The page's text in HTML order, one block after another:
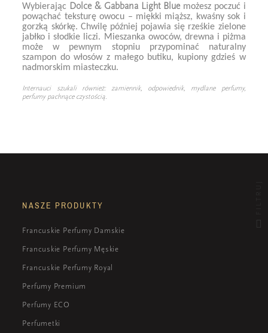
Wybierając Dolce & Gabbana Light Blue możesz poczuć i
powąchać teksturę owocu – miękki miąższ, kwaśny sok i
gorzką skórkę. Chwilę później pojawia się rześkie zielone
jabłko i słodkie liczi. Mieszanka owoców, drewna i piżma
może w pewnym stopniu przypominać naturalny
szampon do włosów z małego butiku, kupiony gdzieś w
nadmorskim miasteczku.
Internauci szukali również: zamiennik, odpowiednik, mydlane perfumy,
perfumy pachnące czystością.
NASZE PRODUKTY
Francuskie Perfumy Damskie
Francuskie Perfumy Męskie
Francuskie Perfumy Royal
Perfumy Premium
Perfumy ECO
Perfumetki